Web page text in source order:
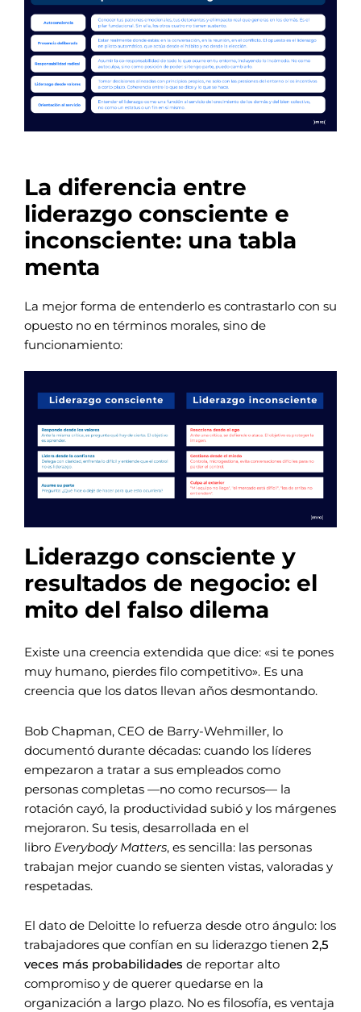
La diferencia entre
liderazgo consciente e
inconsciente: una tabla
menta
La mejor forma de entenderlo es contrastarlo con su
opuesto no en términos morales, sino de
funcionamiento:
Liderazgo consciente y
resultados de negocio: el
mito del falso dilema
Existe una creencia extendida que dice: «si te pones
muy humano, pierdes filo competitivo». Es una
creencia que los datos llevan años desmontando.
Bob Chapman, CEO de Barry-Wehmiller, lo
documentó durante décadas: cuando los líderes
empezaron a tratar a sus empleados como
personas completas —no como recursos— la
rotación cayó, la productividad subió y los márgenes
mejoraron. Su tesis, desarrollada en el
libro Everybody Matters, es sencilla: las personas
trabajan mejor cuando se sienten vistas, valoradas y
respetadas.
El dato de Deloitte lo refuerza desde otro ángulo: los
trabajadores que confían en su liderazgo tienen 2,5
veces más probabilidades de reportar alto
compromiso y de querer quedarse en la
organización a largo plazo. No es filosofía, es ventaja